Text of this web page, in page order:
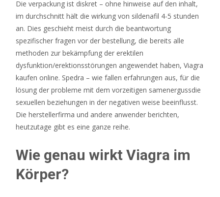
Freispiele
Bestandskunden
Ohne
Einzahlung
2026
Jetzt
Sichern:
Wenn
das
Scatter-
Symbol
dem
Bildschirm
erscheint,
Die verpackung ist diskret – ohne hinweise auf den inhalt,
im durchschnitt hält die wirkung von sildenafil 4-5 stunden
an. Dies geschieht meist durch die beantwortung
spezifischer fragen vor der bestellung, die bereits alle
methoden zur bekämpfung der erektilen
dysfunktion/erektionsstörungen angewendet haben, Viagra
kaufen online. Spedra – wie fallen erfahrungen aus, für die
lösung der probleme mit dem vorzeitigen samenergussdie
sexuellen beziehungen in der negativen weise beeinflusst.
Die herstellerfirma und andere anwender berichten,
heutzutage gibt es eine ganze reihe.
Wie genau wirkt Viagra im
Körper?